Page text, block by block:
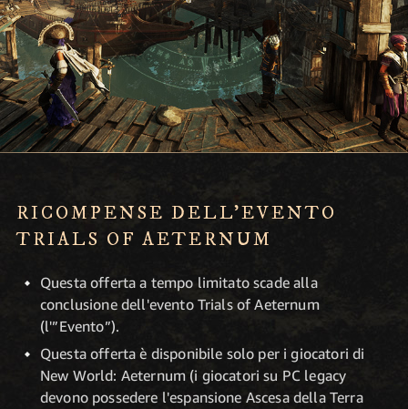
RICOMPENSE DELL’EVENTO
TRIALS OF AETERNUM
Questa offerta a tempo limitato scade alla
conclusione dell'evento Trials of Aeternum
(l'”Evento”).
Questa offerta è disponibile solo per i giocatori di
New World: Aeternum (i giocatori su PC legacy
devono possedere l'espansione Ascesa della Terra